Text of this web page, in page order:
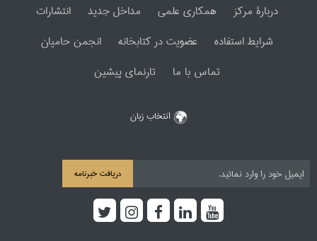
دربارۀ مرکز همکاری علمی مداخل جدید
انتشارات
شرایط استفاده
عضویت در کتابخانه
انجمن حامیان
تماس با ما
تارنمای پیشین
انتخاب زبان
دریافت خبرنامه